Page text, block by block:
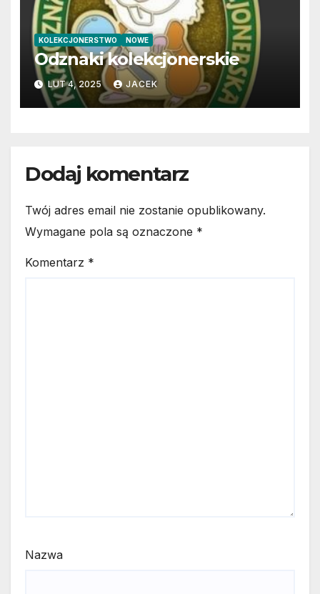
KOLEKCJONERSTWO NOWE
Odznaki kolekcjonerskie
LUT 4, 2025 JACEK
Dodaj komentarz
Twój adres email nie zostanie opublikowany.
Wymagane pola są oznaczone *
Komentarz *
Nazwa